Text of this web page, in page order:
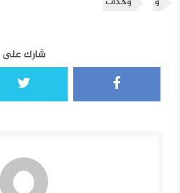
شارك على